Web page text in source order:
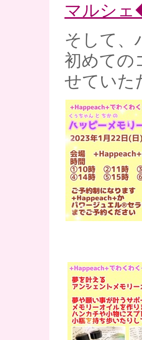
マルシ
そして、
初めての
せていた